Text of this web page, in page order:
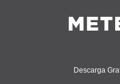
Descarga